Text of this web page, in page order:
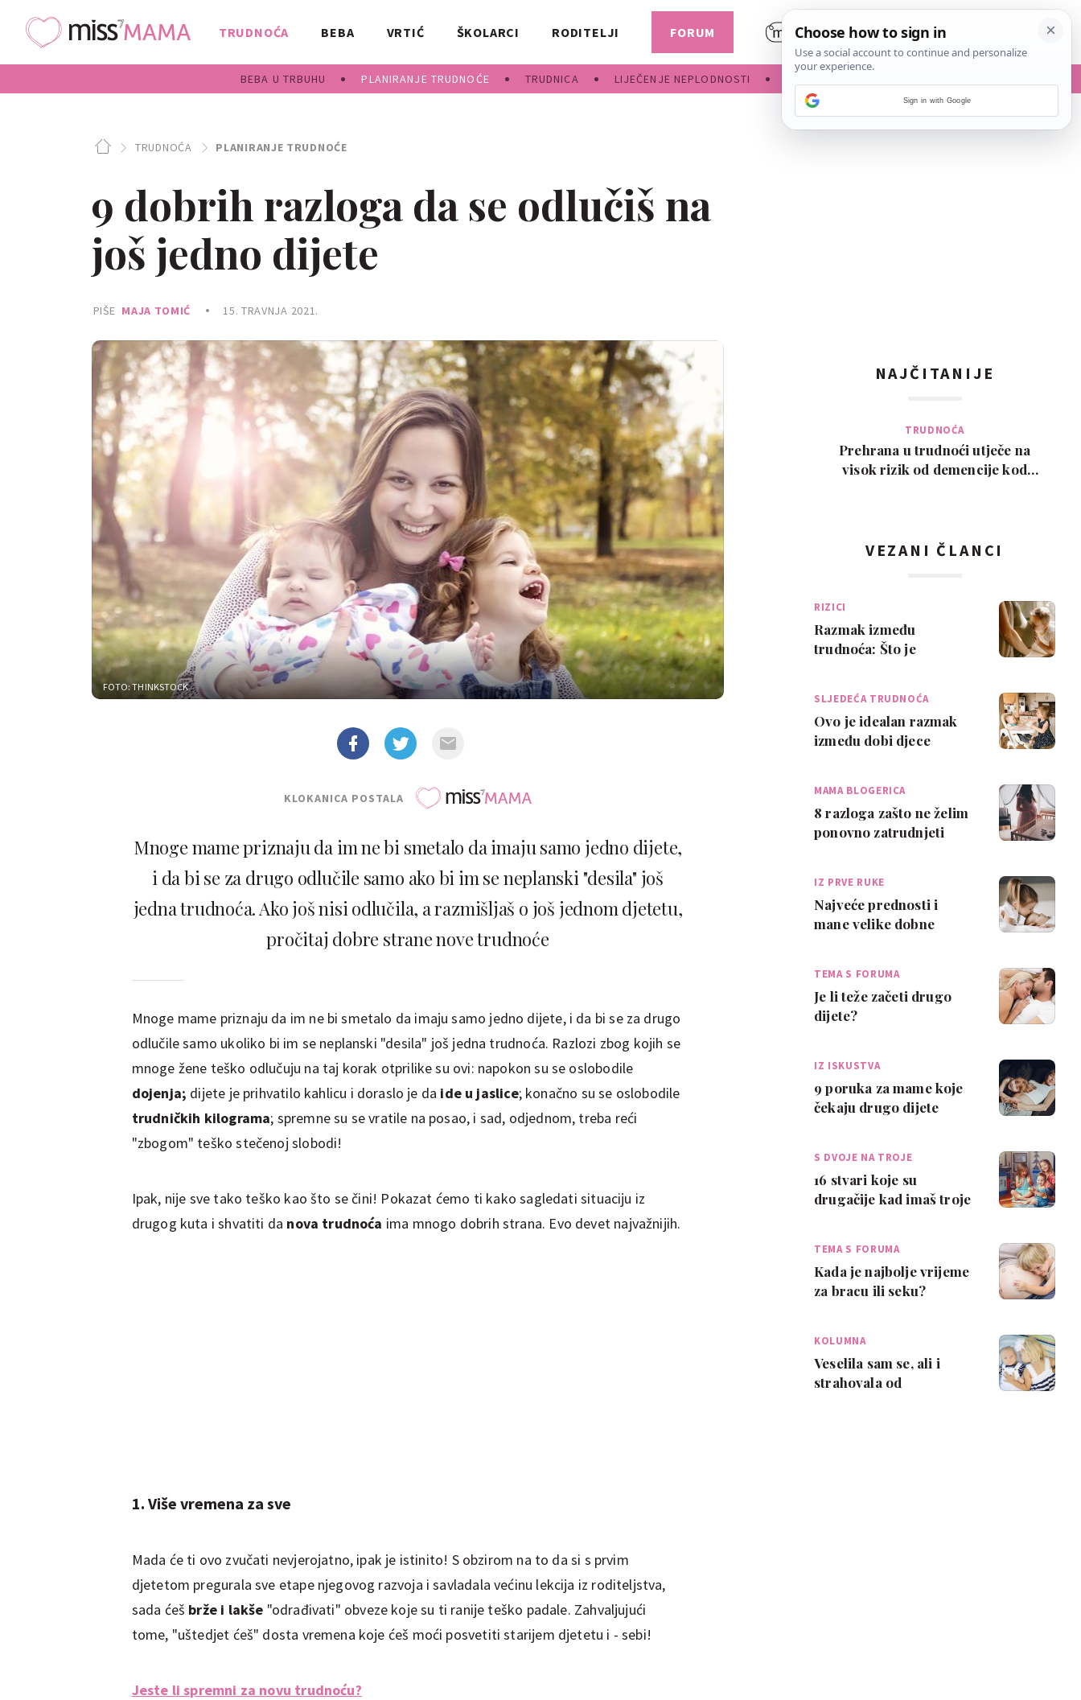
TRUDNOĆA
BEBA U TRBUHU PLANIRANJE TRUDNOĆE TRUDNICA LIJEČENJE NEPLODNOSTI
BEBA VRTIĆ ŠKOLARCI RODITELJI FORUM
TRUDNOĆA PLANIRANJE TRUDNOĆE
9 dobrih razloga da se odlučiš na
još jedno dijete
PIŠE MAJA TOMIĆ 15. TRAVNJA 2021.
FOTO: THINKSTOCK
KLOKANICA POSTALA
Mnoge mame priznaju da im ne bi smetalo da imaju samo jedno dijete,
i da bi se za drugo odlučile samo ako bi im se neplanski "desila" još
jedna trudnoća. Ako još nisi odlučila, a razmišljaš o još jednom djetetu,
pročitaj dobre strane nove trudnoće
Mnoge mame priznaju da im ne bi smetalo da imaju samo jedno dijete, i da bi se za drugo
odlučile samo ukoliko bi im se neplanski "desila" još jedna trudnoća. Razlozi zbog kojih se
mnoge žene teško odlučuju na taj korak otprilike su ovi: napokon su se oslobodile
dojenja; dijete je prihvatilo kahlicu i doraslo je da ide u jaslice; konačno su se oslobodile
trudničkih kilograma; spremne su se vratile na posao, i sad, odjednom, treba reći
"zbogom" teško stečenoj slobodi!
Ipak, nije sve tako teško kao što se čini! Pokazat ćemo ti kako sagledati situaciju iz
drugog kuta i shvatiti da nova trudnoća ima mnogo dobrih strana. Evo devet najvažnijih.
1. Više vremena za sve
Mada će ti ovo zvučati nevjerojatno, ipak je istinito! S obzirom na to da si s prvim
djetetom pregurala sve etape njegovog razvoja i savladala većinu lekcija iz roditeljstva,
sada ćeš brže i lakše "odrađivati" obveze koje su ti ranije teško padale. Zahvaljujući
tome, "uštedjet ćeš" dosta vremena koje ćeš moći posvetiti starijem djetetu i - sebi!
Jeste li spremni za novu trudnoću?
NAJČITANIJE
TRUDNOĆA
Prehrana u trudnoći utječe na
visok rizik od demencije kod
VEZANI ČLANCI
RIZICI
Razmak između
trudnoća: Što je
SLJEDEĆA TRUDNOĆA
Ovo je idealan razmak
između dobi djece
MAMA BLOGERICA
8 razloga zašto ne želim
ponovno zatrudnjeti
IZ PRVE RUKE
Najveće prednosti i
mane velike dobne
TEMA S FORUMA
Je li teže začeti drugo
dijete?
IZ ISKUSTVA
9 poruka za mame koje
čekaju drugo dijete
S DVOJE NA TROJE
16 stvari koje su
drugačije kad imaš troje
TEMA S FORUMA
Kada je najbolje vrijeme
za bracu ili seku?
KOLUMNA
Veselila sam se, ali i
strahovala od
Sign in with Google